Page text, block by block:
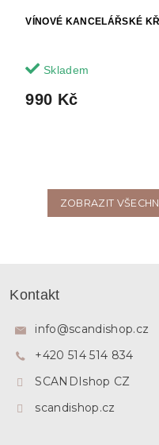
VÍNOVÉ KANCELÁŘSKÉ
Skladem
990 Kč
ZOBRAZIT
Kontakt
info@scandishop.cz
+420 514 514 834
SCANDIshop CZ
scandishop.cz